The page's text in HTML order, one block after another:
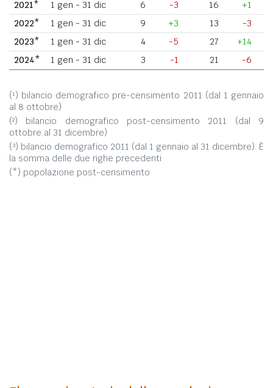
2021*
1 gen - 31 dic 6 -3 16
+1
2022*
1 gen - 31 dic 9 +3 13
-3
2023*
1 gen - 31 dic 4 -5 27
+14
2024*
1 gen - 31 dic 3 -1 21 -6
(¹) bilancio demografico pre-censimento 2011 (dal 1 gennaio
al 8 ottobre)
(²) bilancio demografico post-censimento 2011 (dal 9
ottobre al 31 dicembre)
(³) bilancio demografico 2011 (dal 1 gennaio al 31 dicembre). È
la somma delle due righe precedenti
(*) popolazione post-censimento